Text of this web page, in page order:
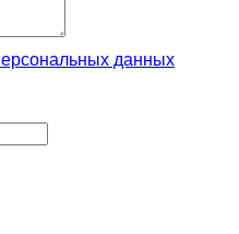
данных